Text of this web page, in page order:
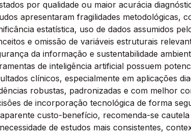
por qualidade ou maior acurácia
apresentaram fragilidades metodológicas,
estatística, uso de dados assumidos
e omissão de variáveis estruturais
da informação e sustentabilidade
de inteligência artificial possuem
clínicos, especialmente em aplicações
robustas, padronizadas e com melhor
de incorporação tecnológica de forma
custo-benefício, recomenda-se
de estudos mais consistentes,